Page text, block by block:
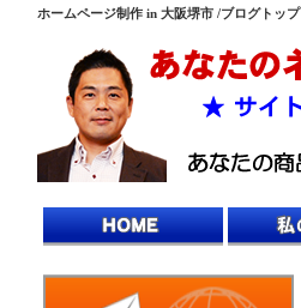
ホームページ制作 in 大阪堺市 /ブログトップ